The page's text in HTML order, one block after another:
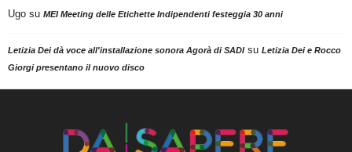
Ugo su MEI Meeting delle Etichette Indipendenti festeggia 30 anni
Letizia Dei dà voce all'installazione sonora Agorà di SADIsu Letizia Dei e Rocco
Giorgi presentano il nuovo disco